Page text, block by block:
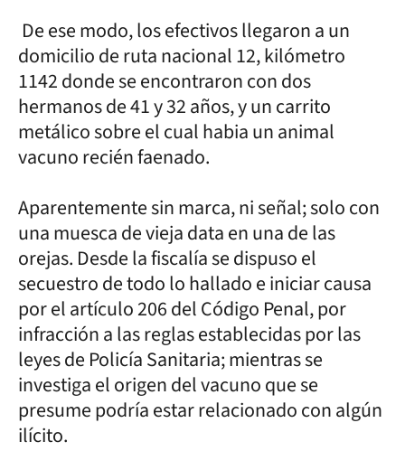
De ese modo, los efectivos llegaron a un
domicilio de ruta nacional 12, kilómetro
1142 donde se encontraron con dos
hermanos de 41 y 32 años, y un carrito
metálico sobre el cual habia un animal
vacuno recién faenado.
Aparentemente sin marca, ni señal; solo con
una muesca de vieja data en una de las
orejas. Desde la fiscalía se dispuso el
secuestro de todo lo hallado e iniciar causa
por el artículo 206 del Código Penal, por
infracción a las reglas establecidas por las
leyes de Policía Sanitaria; mientras se
investiga el origen del vacuno que se
presume podría estar relacionado con algún
ilícito.